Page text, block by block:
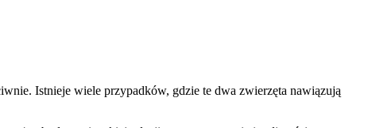
Istnieje wiele przypadków, gdzie te dwa zwierzęta nawiązują